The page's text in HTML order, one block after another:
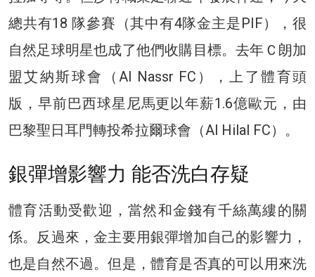
總共有18 隊參賽（其中有4隊金主是PIF），很
自然足球明星也成了他們收購目標。去年Ｃ朗加
盟艾納斯球會（Al Nassr FC），上了體育頭
版，早前巴西球星尼馬更以年薪1.6億歐元，由
巴黎聖日耳門轉投希拉爾球會（Al Hilal FC）。
銀彈增影響力 能否洗白存疑
體育活動受歡迎，當然和金錢有千絲萬縷的關
係。反過來，金主要用銀彈增加自己的影響力，
也是自然不過。但是，體育是否真的可以用來洗